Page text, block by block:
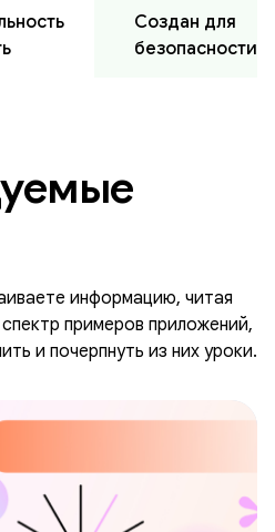
Создан для
безопасности
информацию, читая
примеров приложений,
и почерпнуть из них уроки.